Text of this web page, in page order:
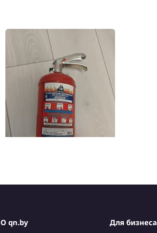
Огнетушитель
Минск, Ленинский
О qn.by Для бизнеса